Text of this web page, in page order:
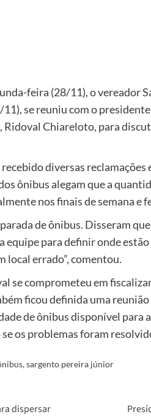
feira (28/11), o vereador
se reuniu com o presidente
Ridoval Chiareloto, para
diversas reclamações
ônibus alegam que a
nos finais de semana e
de ônibus. Disseram
equipe para definir onde
local errado”, comentou.
se comprometeu em
ficou definida uma
de ônibus disponível para
os problemas foram
,sargento pereira júnior
dispersar